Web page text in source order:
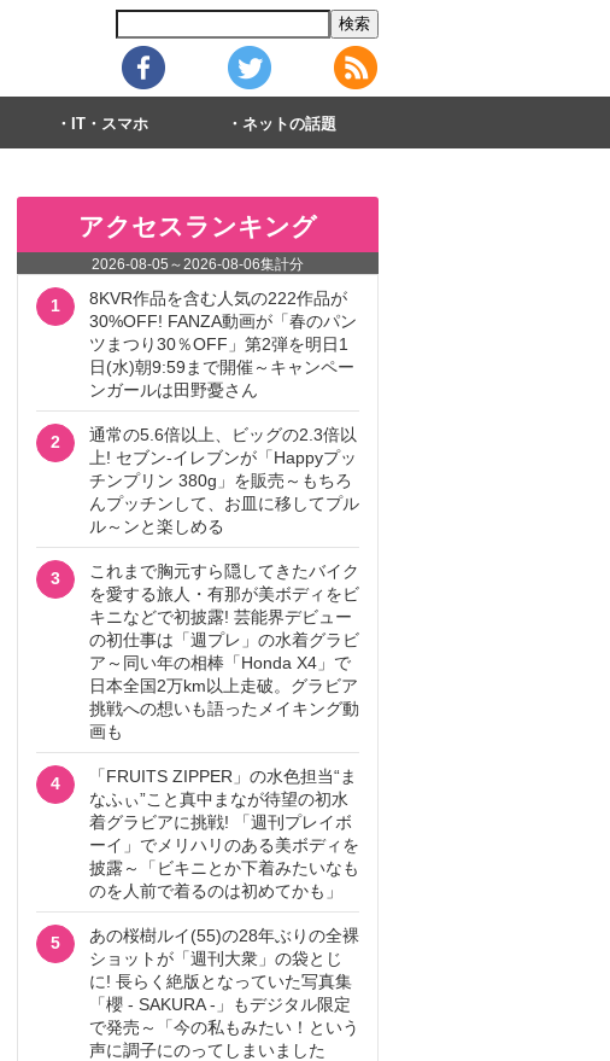
IT・スマホ ネットの話題
アクセスランキング
2026-08-05 ～2026-08-06集計分
1
8KVR作品を含む人気の222作品が
30%OFF! FANZA動画が「春のパン
ツまつり30％OFF」第2弾を明日1
日(水)朝9:59まで開催～キャンペー
ンガールは田野憂さん
2
通常の5.6倍以上、ビッグの2.3倍以
上! セブン‐イレブンが「Happyプッ
チンプリン 380g」を販売～もちろ
んプッチンして、お皿に移してプル
ル～ンと楽しめる
3
これまで胸元すら隠してきたバイク
を愛する旅人・有那が美ボディをビ
キニなどで初披露! 芸能界デビュー
の初仕事は「週プレ」の水着グラビ
ア～同い年の相棒「Honda X4」で
日本全国2万km以上走破。グラビア
挑戦への想いも語ったメイキング動
画も
4
「FRUITS ZIPPER」の水色担当“ま
なふぃ”こと真中まなが待望の初水
着グラビアに挑戦! 「週刊プレイボ
ーイ」でメリハリのある美ボディを
披露～「ビキニとか下着みたいなも
のを人前で着るのは初めてかも」
5
あの桜樹ルイ(55)の28年ぶりの全裸
ショットが「週刊大衆」の袋とじ
に! 長らく絶版となっていた写真集
「櫻 - SAKURA -」もデジタル限定
で発売～「今の私もみたい！という
声に調子にのってしまいました